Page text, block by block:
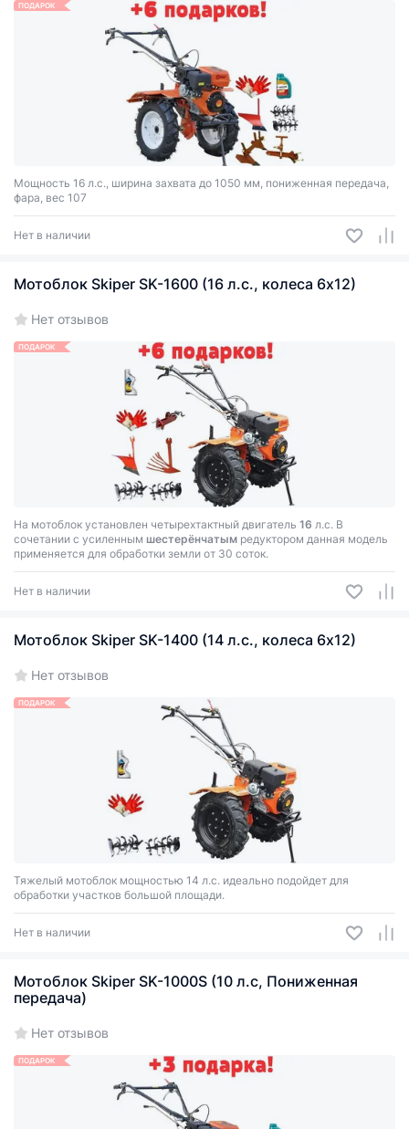
ПОДАРОК
Мощность 16 л.с., ширина захвата до 1050 мм, пониженная передача,
фара, вес 107
Нет в наличии
Мотоблок Skiper SK-1600 (16 л.с., колеса 6x12)
Нет отзывов
ПОДАРОК
На мотоблок установлен четырехтактный двигатель 16 л.с. В
сочетании с усиленным шестерёнчатым редуктором данная модель
применяется для обработки земли от 30 соток.
Нет в наличии
Мотоблок Skiper SK-1400 (14 л.с., колеса 6x12)
Нет отзывов
ПОДАРОК
Тяжелый мотоблок мощностью 14 л.с. идеально подойдет для
обработки участков большой площади.
Нет в наличии
Мотоблок Skiper SK-1000S (10 л.с, Пониженная
передача)
Нет отзывов
ПОДАРОК